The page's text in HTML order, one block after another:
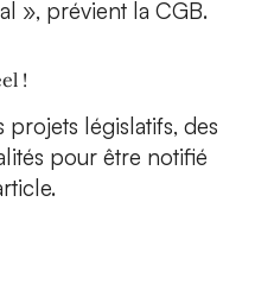
», prévient la CGB.
!
projets législatifs, des
pour être notifié